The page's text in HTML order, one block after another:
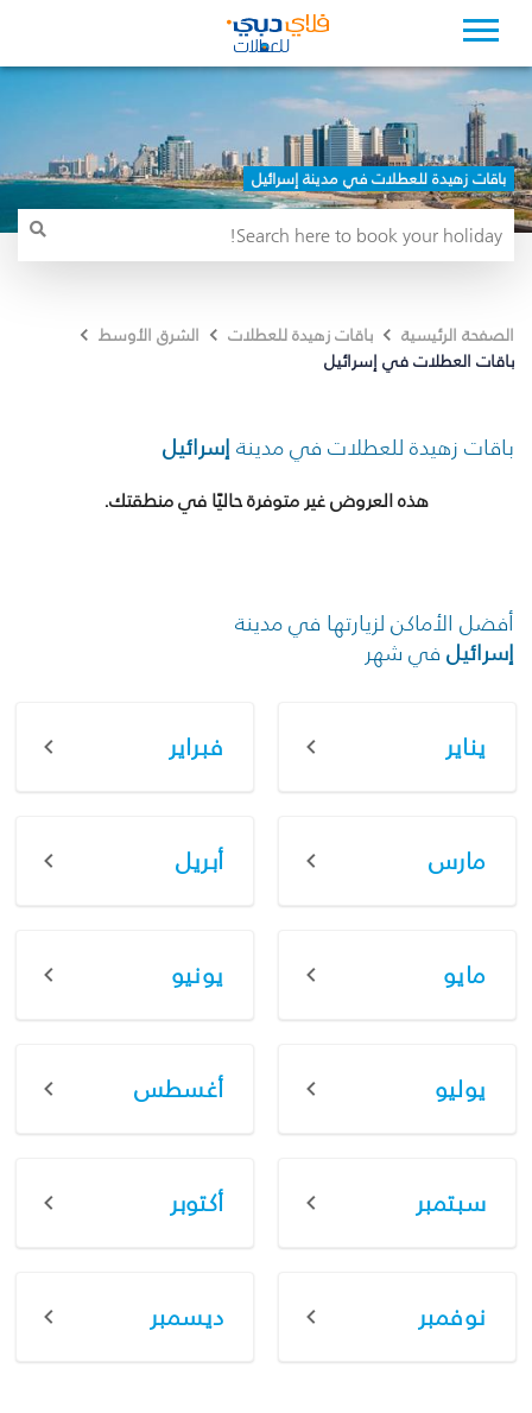
باقات زهيدة للعطلات في مدينة إسرائيل
الصفحة الرئيسية باقات زهيدة للعطلات
الشرق الأوسط
باقات العطلات في إسرائيل
باقات زهيدة للعطلات في مدينة إسرائيل
هذه العروض غير متوفرة حاليًا في منطقتك.
أفضل الأماكن لزيارتها في مدينة
إسرائيل في شهر
يناير فبراير
مارس أبريل
مايو يونيو
يوليو أغسطس
سبتمبر أكتوبر
نوفمبر ديسمبر